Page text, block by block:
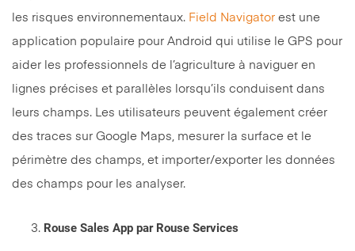
les risques environnementaux. Field Navigator est une
application populaire pour Android qui utilise le GPS pour
aider les professionnels de l’agriculture à naviguer en
lignes précises et parallèles lorsqu’ils conduisent dans
leurs champs. Les utilisateurs peuvent également créer
des traces sur Google Maps, mesurer la surface et le
périmètre des champs, et importer/exporter les données
des champs pour les analyser.
Rouse Sales App par Rouse Services